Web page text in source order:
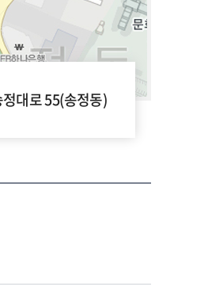
대로 55(송정동)